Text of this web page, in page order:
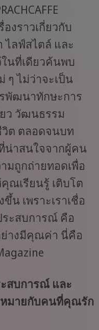
งราวเกี่ยวกับ
ลฟ์สไตล์ และ
นที่เดียวค้นพบ
ๆ ไม่ว่าจะเป็น
พัฒนาทักษะการ
ยว วัฒนธรรม
ต ตลอดจนบท
น่าสนใจจากผู้คน
มถูกถ่ายทอดเพื่อ
ณเรียนรู้ เติบโต
น เพราะเราเชื่อ
ระสบการณ์ คือ
างมีคุณค่า นี่คือ
สบการณ์ และ
หมายกับคนที่คุณรัก